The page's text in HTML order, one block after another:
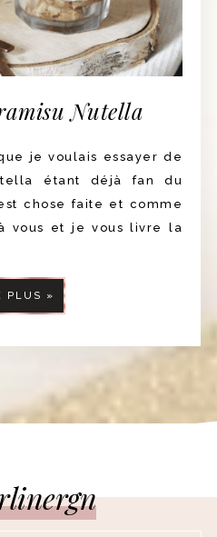
Nutella
je voulais essayer de
étant déjà fan du
chose faite et comme
vous et je vous livre la
PLUS »